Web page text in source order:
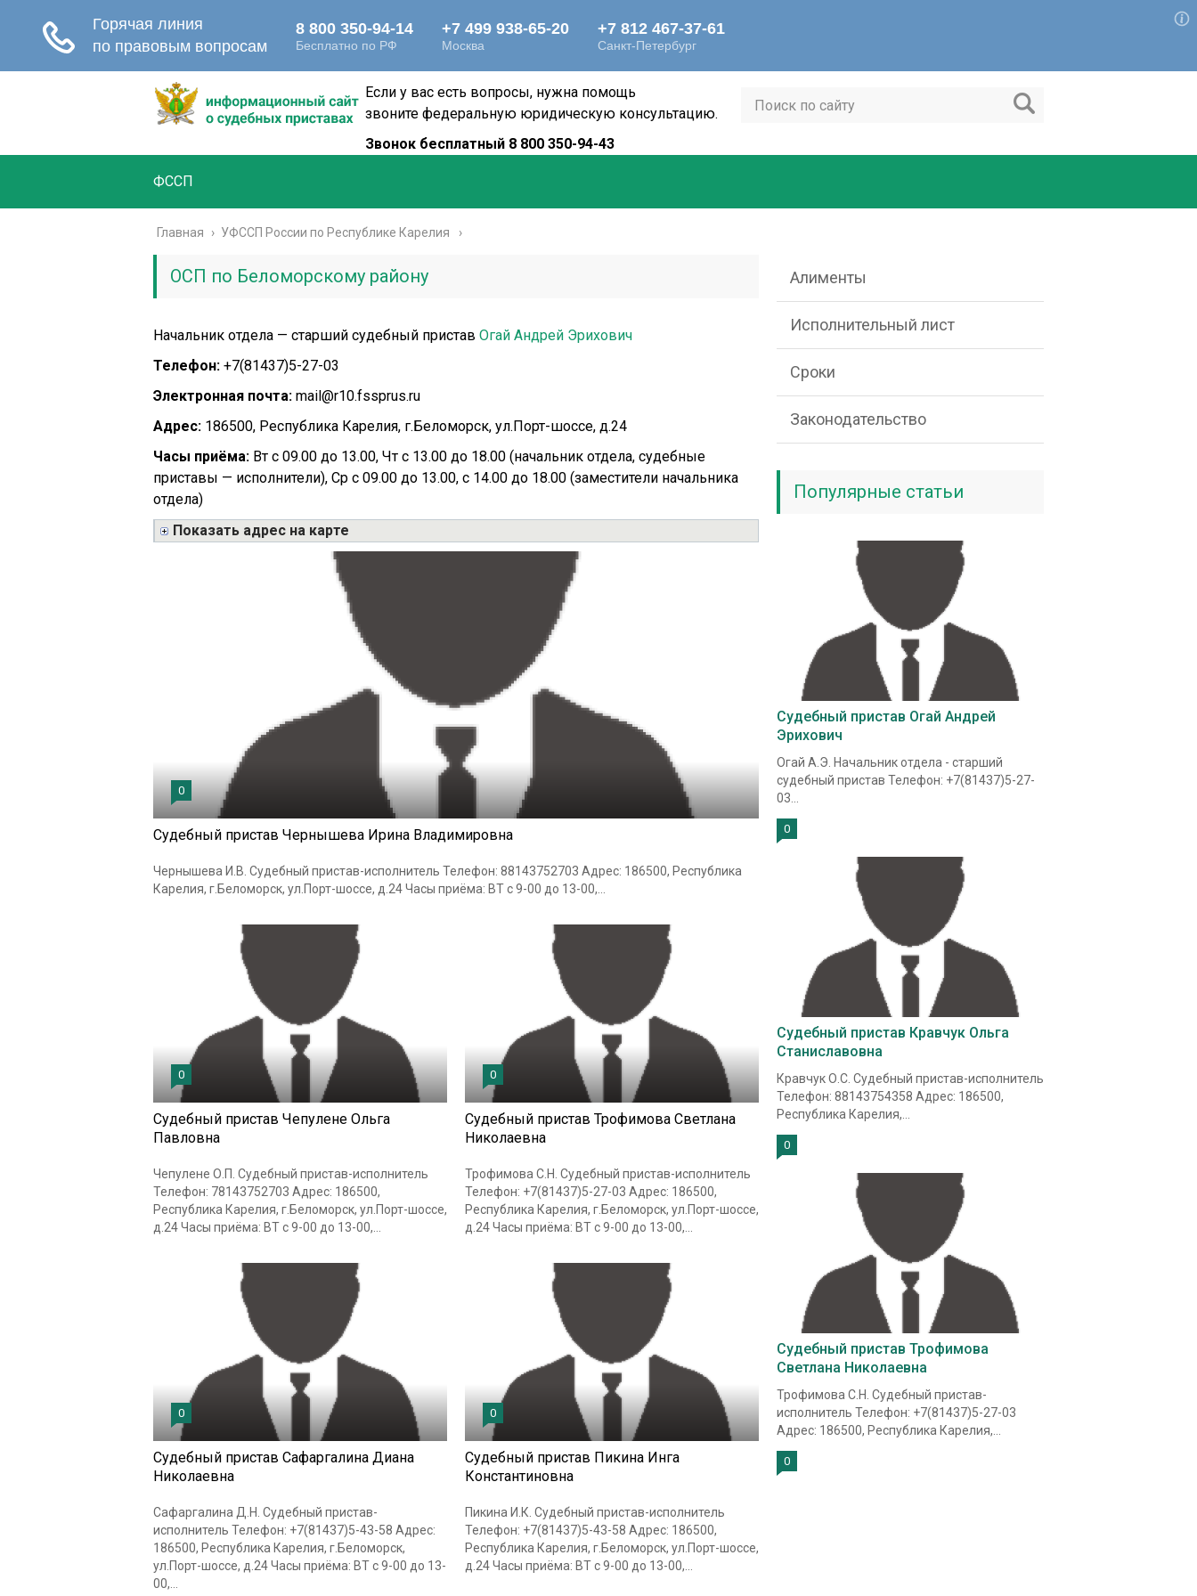
Если у вас есть вопросы, нужна помощь
звоните федеральную юридическую консультацию.
Звонок бесплатный 8 800 350-94-43
ФССП
Главная › УФССП России по Республике Карелия
ОСП по Беломорскому району
Начальник отдела — старший судебный пристав Огай Андрей Эрихович
Телефон: +7(81437)5-27-03
Электронная почта: mail@r10.fssprus.ru
Адрес: 186500, Республика Карелия, г.Беломорск, ул.Порт-шоссе, д.24
Часы приёма: Вт с 09.00 до 13.00, Чт с 13.00 до 18.00 (начальник отдела, судебные
приставы — исполнители), Ср с 09.00 до 13.00, с 14.00 до 18.00 (заместители начальника
отдела)
Показать адрес на карте
0
Судебный пристав Чернышева Ирина Владимировна
Чернышева И.В. Судебный пристав-исполнитель Телефон: 88143752703 Адрес: 186500, Республика
Карелия, г.Беломорск, ул.Порт-шоссе, д.24 Часы приёма: ВТ с 9-00 до 13-00,...
0
Судебный пристав Чепулене Ольга
Павловна
Чепулене О.П. Судебный пристав-исполнитель
Телефон: 78143752703 Адрес: 186500,
Республика Карелия, г.Беломорск, ул.Порт-шоссе,
д.24 Часы приёма: ВТ с 9-00 до 13-00,...
0
Судебный пристав Трофимова Светлана
Николаевна
Трофимова С.Н. Судебный пристав-исполнитель
Телефон: +7(81437)5-27-03 Адрес: 186500,
Республика Карелия, г.Беломорск, ул.Порт-шоссе,
д.24 Часы приёма: ВТ с 9-00 до 13-00,...
0
Судебный пристав Сафаргалина Диана
Николаевна
Сафаргалина Д.Н. Судебный пристав-
исполнитель Телефон: +7(81437)5-43-58 Адрес:
186500, Республика Карелия, г.Беломорск,
ул.Порт-шоссе, д.24 Часы приёма: ВТ с 9-00 до 13-
00,...
0
Судебный пристав Пикина Инга
Константиновна
Пикина И.К. Судебный пристав-исполнитель
Телефон: +7(81437)5-43-58 Адрес: 186500,
Республика Карелия, г.Беломорск, ул.Порт-шоссе,
д.24 Часы приёма: ВТ с 9-00 до 13-00,...
Алименты
Исполнительный лист
Сроки
Законодательство
Популярные статьи
Судебный пристав Огай Андрей
Эрихович
Огай А.Э. Начальник отдела - старший
судебный пристав Телефон: +7(81437)5-27-
03...
0
Судебный пристав Кравчук Ольга
Станиславовна
Кравчук О.С. Судебный пристав-исполнитель
Телефон: 88143754358 Адрес: 186500,
Республика Карелия,...
0
Судебный пристав Трофимова
Светлана Николаевна
Трофимова С.Н. Судебный пристав-
исполнитель Телефон: +7(81437)5-27-03
Адрес: 186500, Республика Карелия,...
0